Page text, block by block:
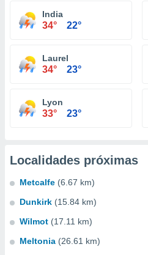
India
34° 22°
Laurel
34° 23°
Lyon
33° 23°
Localidades próximas
Metcalfe (6.67 km)
Dunkirk (15.84 km)
Wilmot (17.11 km)
Meltonia (26.61 km)